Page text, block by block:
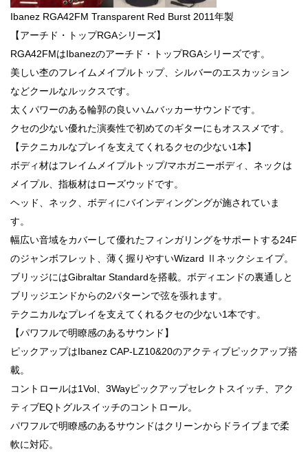
Ibanez RGA42FM Transparent Red Burst 2011年製
【アーチド・トップRGAシリーズ】
RGA42FMはIbanezのアーチド・トップRGAシリーズです。
美しい杢のフレイムメイプルトップ、シルバーのエスカッション
などクールなルックスです。
太くパワーのある輪郭の良いハムバッカーサウンドです。
クセの少ない優れた演奏性で初めてのギターにもオススメです。
【テクニカルなプレイを支えてくれるクセの少ない1本】
ボディ材はフレイムメイプルトップ/マホガニーボディ、ネックは
メイプル、指板材はローズウッドです。
ヘッド、ネック、ボディにバインディングングが施されていま
す。
幅広い音域をカバーして優れたフィンガリングをサポートする24F
のジャンボフレット、薄く握りやすいWizard Ⅱネックシェイプ。
ブリッジにはGibraltar Standardを搭載。ボディエンドの裏通しと
ブリッジエンドからの2パターンで弦を張れます。
テクニカルなプレイを支えてくれるクセの少ない1本です。
【パワフルで明瞭感のあるサウンド】
ピックアップはIbanez CAP-LZ10&20のアクティブピックアップ搭
載。
コントロールは1Vol、3Wayピックアップセレクトスイッチ、アク
ティブEQトグルスイッチのコントロール。
パワフルで明瞭感のあるサウンドはクリーンからドライブまで柔
軟に対応。